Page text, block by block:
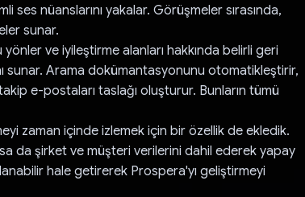
nüanslarını yakalar. Görüşmeler sırasında,
sunar.
ve iyileştirme alanları hakkında belirli geri
sunar. Arama dokümantasyonunu otomatikleştirir,
e-postaları taslağı oluşturur. Bunların tümü
zaman içinde izlemek için bir özellik de ekledik.
da şirket ve müşteri verilerini dahil ederek yapay
hale getirerek Prospera'yı geliştirmeyi